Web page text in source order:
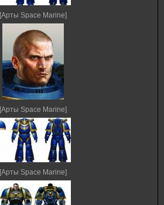
[Арты Space Marine]
[Арты Space Marine]
[Арты Space Marine]